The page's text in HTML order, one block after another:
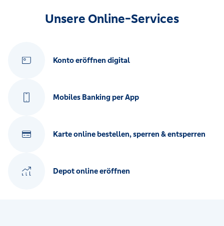
Unsere Online-Services
Konto eröffnen digital
Mobiles Banking per App
Karte online bestellen, sperren & entsperren
Depot online eröffnen